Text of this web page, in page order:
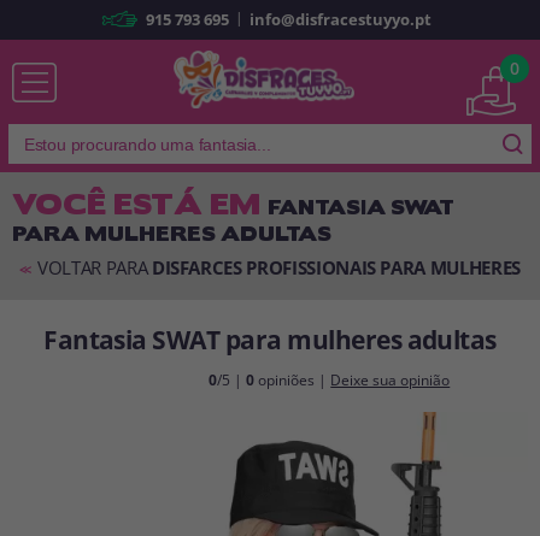
Já sou cliente
Lembrar-me Esqueceu sua senha?
É a minha primeira vez
disfracestuyyo.pt, você poderá fazer suas
compras rapidamente em nossa loja virtual, verificar o status de seus
pedidos e consultar suas operações anteriores.
915 793 695 | info@disfracestuyyo.pt
0
VOCÊ ESTÁ EM FANTASIA SWAT
PARA MULHERES ADULTAS
<< VOLTAR PARA DISFARCES PROFISSIONAIS PARA MULHERES
Fantasia SWAT para mulheres adultas
0/5 |0 opiniões | Deixe sua opinião